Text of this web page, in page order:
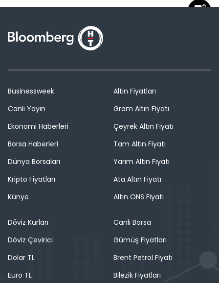
Businessweek
Canlı Yayın
Ekonomi Haberleri
Borsa Haberleri
Dünya Borsaları
Kripto Fiyatları
Künye
Altın Fiyatları
Gram Altın Fiyatı
Çeyrek Altın Fiyatı
Tam Altın Fiyatı
Yarım Altın Fiyatı
Ata Altın Fiyatı
Altın ONS Fiyatı
Döviz Kurları
Döviz Çevirici
Dolar TL
Euro TL
Canlı Borsa
Gümüş Fiyatları
Brent Petrol Fiyatı
Bilezik Fiyatları